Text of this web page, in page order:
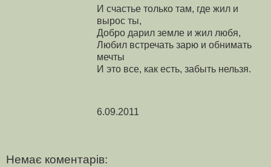
И счастье только там, где жил и
вырос ты,
Добро дарил земле и жил любя,
Любил встречать зарю и обнимать
мечты
И это все, как есть, забыть нельзя.
6.09.2011
Немає коментарів: